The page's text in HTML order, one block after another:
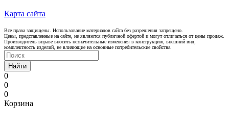
Карта сайта
Все права защищены. Использование материалов сайта без разрешения запрещено.
Цены, представленные на сайте, не являются публичной офертой и могут отличаться от цены продаж.
Производитель вправе вносить незначительные изменения в конструкцию, внешний вид,
комплектность изделий, не влияющие на основные потребительские свойства.
Найти
0
0
0
Корзина